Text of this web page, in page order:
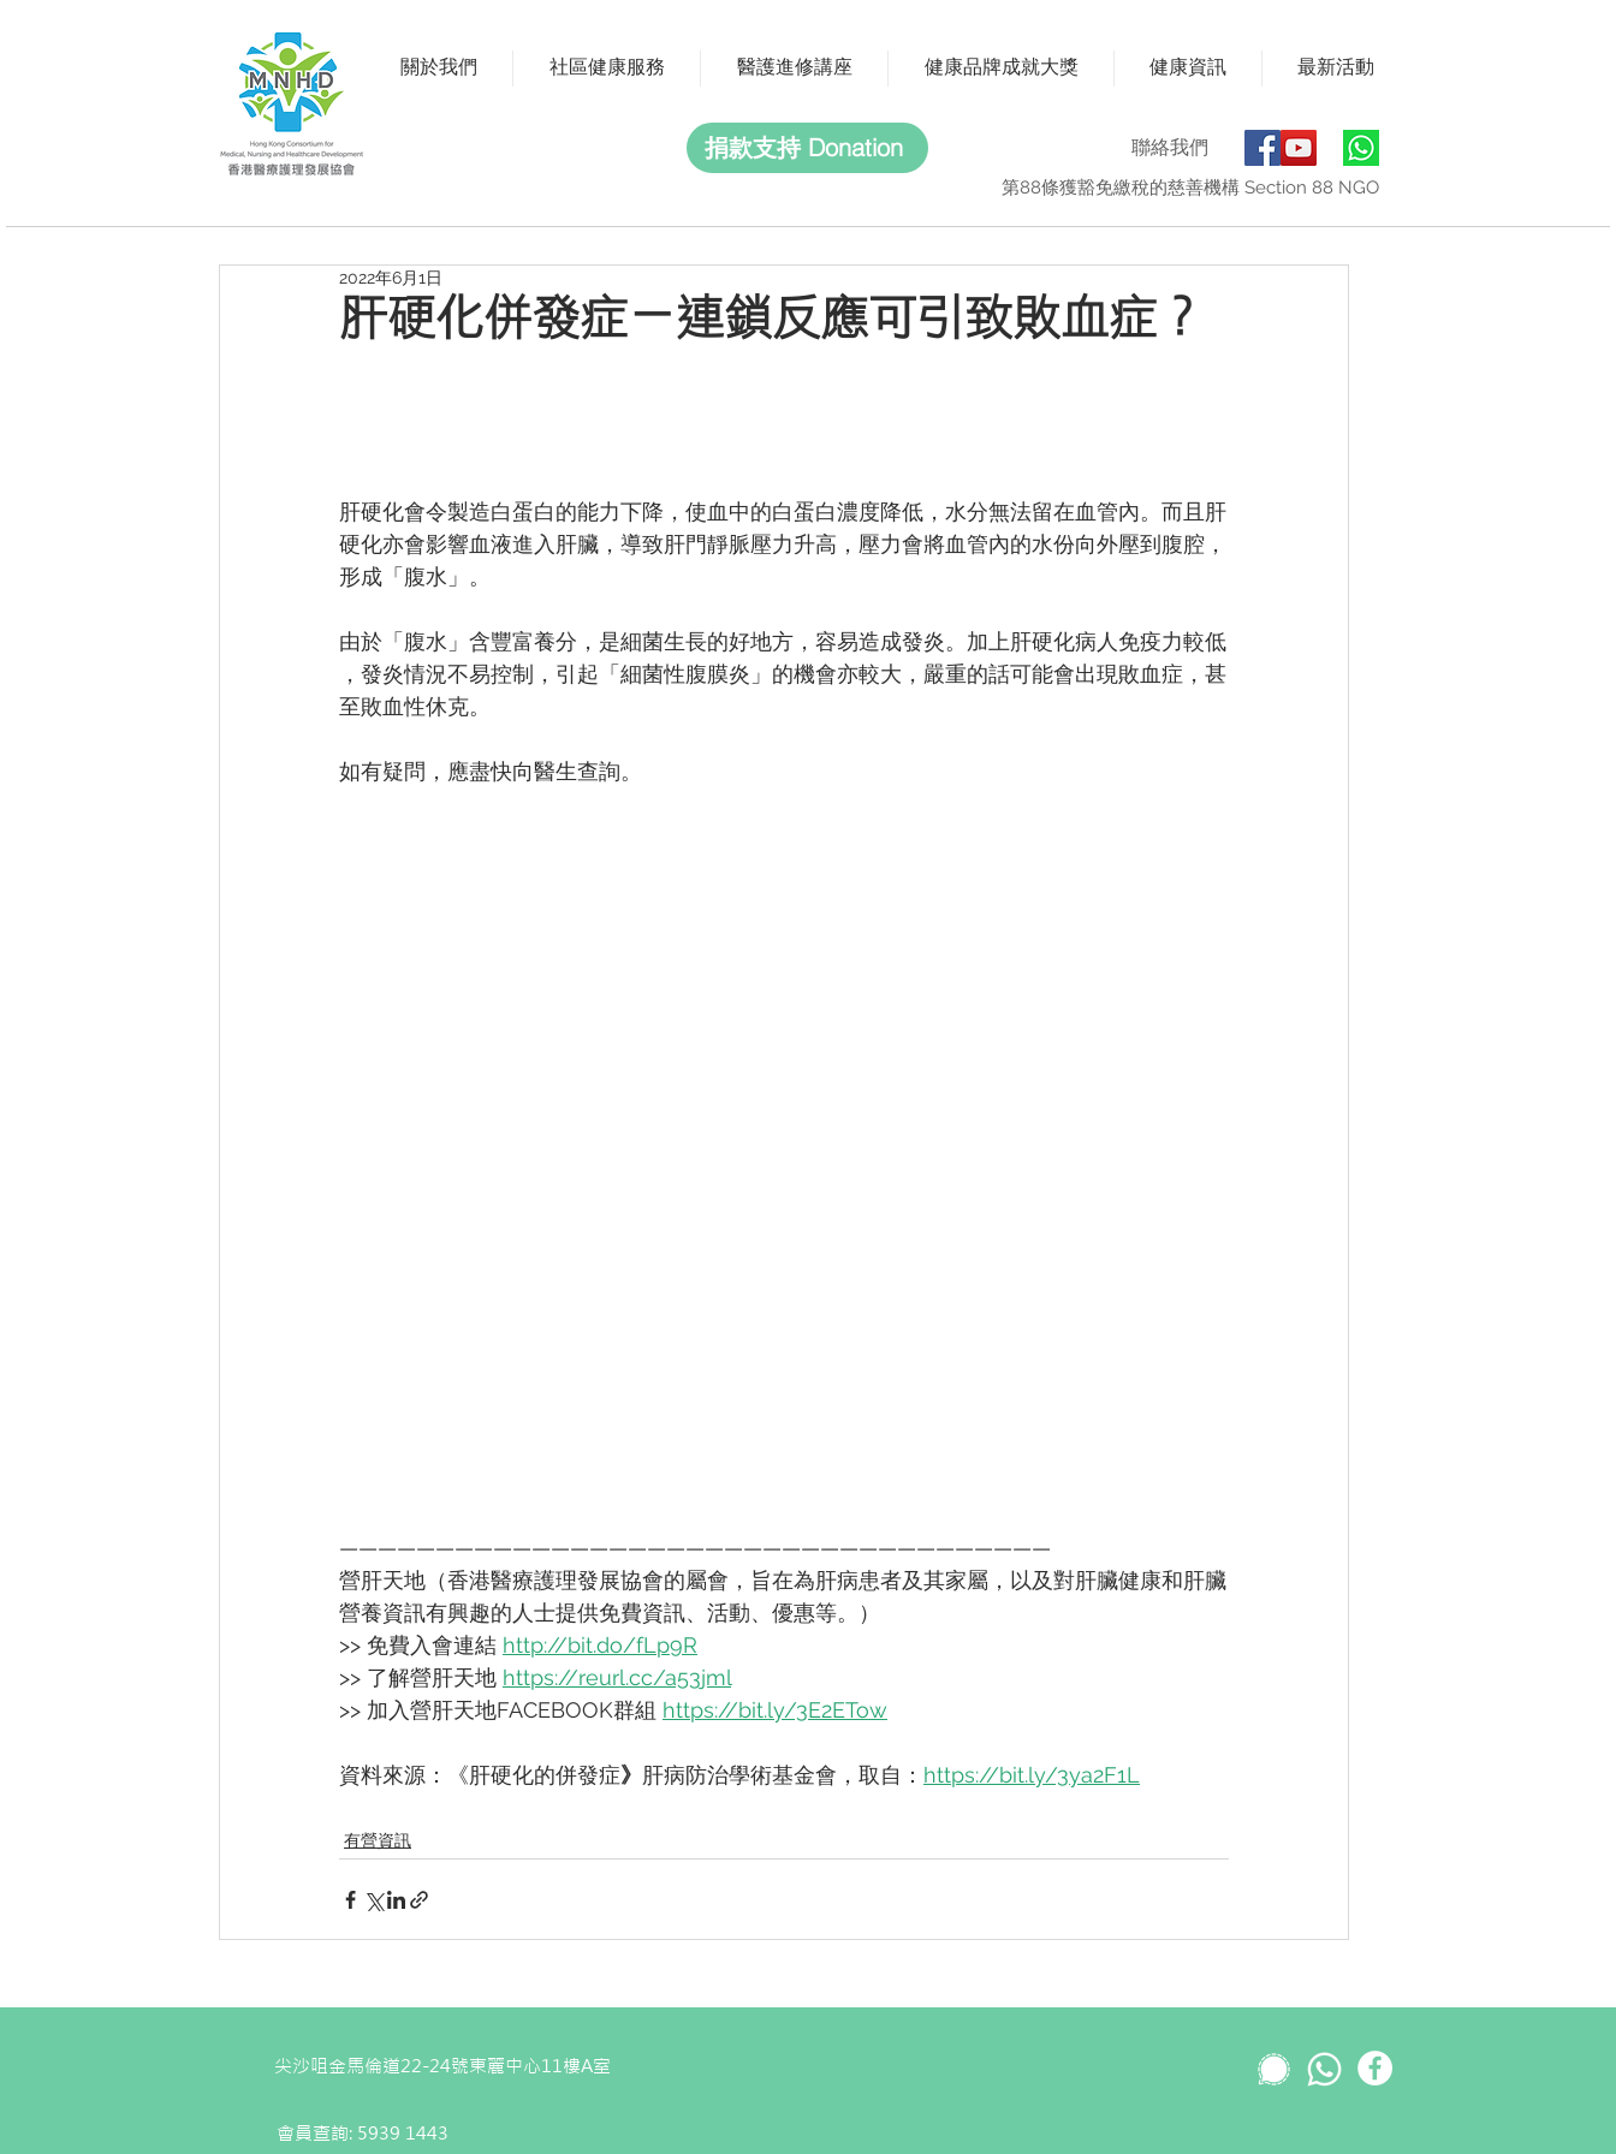
關於我們 社區健康服務 醫護進修講座 健康品牌成就大獎 健康資訊 最新活動
捐款支持 Donation 聯絡我們
第88條獲豁免繳稅的慈善機構 Section 88 NGO
肝硬化併發症－連鎖反應可引致敗血症？
2022年6月1日
肝硬化會令製造白蛋白的能力下降，使血中的白蛋白濃度降低，水分無法留在血管內。而且肝
硬化亦會影響血液進入肝臟，導致肝門靜脈壓力升高，壓力會將血管內的水份向外壓到腹腔，
形成「腹水」。
由於「腹水」含豐富養分，是細菌生長的好地方，容易造成發炎。加上肝硬化病人免疫力較低
，發炎情況不易控制，引起「細菌性腹膜炎」的機會亦較大，嚴重的話可能會出現敗血症，甚
至敗血性休克。
如有疑問，應盡快向醫生查詢。
—————————————————————————————————————
營肝天地（香港醫療護理發展協會的屬會，旨在為肝病患者及其家屬，以及對肝臟健康和肝臟
營養資訊有興趣的人士提供免費資訊、活動、優惠等。）
>> 免費入會連結 http://bit.do/fLp9R
>> 了解營肝天地 https://reurl.cc/a53jml
>> 加入營肝天地FACEBOOK群組 https://bit.ly/3E2ETow
資料來源：《肝硬化的併發症》 肝病防治學術基金會，取自： https://bit.ly/3ya2F1L
有營資訊
尖沙咀金馬倫道22-24號東麗中心11樓A室
會員查詢: 5939 1443